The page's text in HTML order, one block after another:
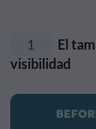
1
El
visibilidad